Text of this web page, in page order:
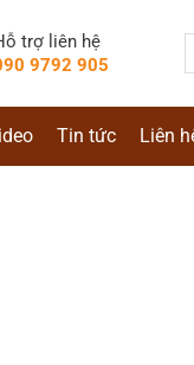
trợ liên hệ
9792 905
Tin tức Liên